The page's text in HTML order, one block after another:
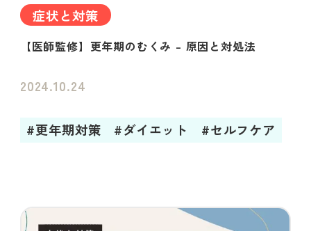
症状と対策
【医師監修】更年期のむくみ – 原因と対処法
2024.10.24
#更年期対策 #ダイエット #セルフケア